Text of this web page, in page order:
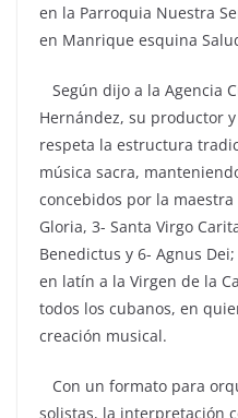
en la Parroquia Nuestra
en Manrique esquina
Según dijo a la Agencia
Hernández, su productor
respeta la estructura
música sacra,
concebidos por la maestra
Gloria, 3- Santa Virgo
Benedictus y 6- Agnus
en latín a la Virgen de la
todos los cubanos, en
creación musical.
Con un formato para
solistas, la interpretación